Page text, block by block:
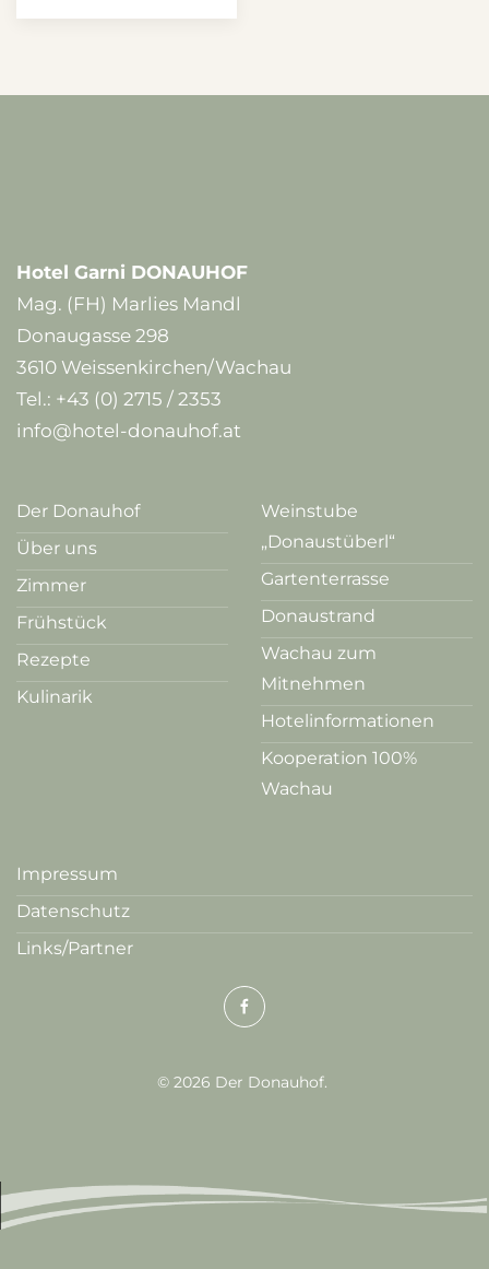
Hotel Garni DONAUHOF
Mag. (FH) Marlies Mandl
Donaugasse 298
3610 Weissenkirchen/Wachau
Tel.: +43 (0) 2715 / 2353
info@hotel-donauhof.at
Der Donauhof
Über uns
Zimmer
Frühstück
Rezepte
Kulinarik
Weinstube
„Donaustüberl“
Gartenterrasse
Donaustrand
Wachau zum
Mitnehmen
Hotelinformationen
Kooperation 100%
Wachau
Impressum
Datenschutz
Links/Partner
© 2026 Der Donauhof.